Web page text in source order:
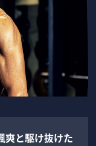
爽と駆け抜けた